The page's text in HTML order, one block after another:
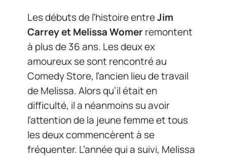
Les débuts de l’histoire entreJim
Carrey et Melissa Womerremontent
à plus de 36 ans. Les deux ex
amoureux se sont rencontré au
Comedy Store, l’ancien lieu de travail
de Melissa. Alors qu’il était en
difficulté, il a néanmoins su avoir
l’attention de la jeune femme et tous
les deux commencèrent à se
fréquenter. L’année qui a suivi, Melissa